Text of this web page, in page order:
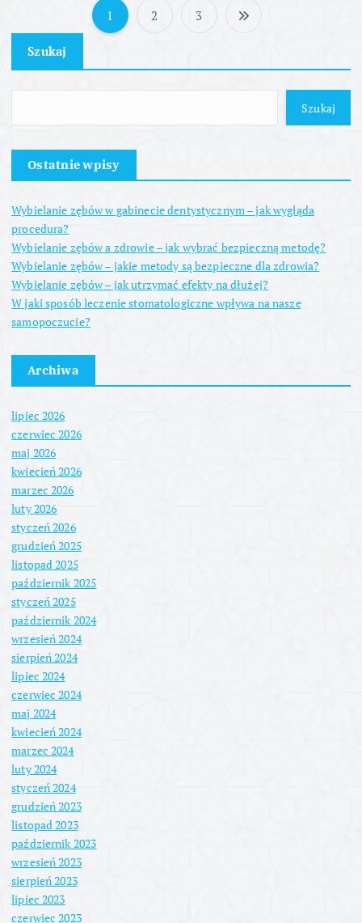
S
t
n
i
c
o
a
1 2 3
Szukaj
Szukaj
Ostatnie wpisy
Wybielanie zębów w gabinecie dentystycznym – jak wygląda
procedura?
Wybielanie zębów a zdrowie – jak wybrać bezpieczną metodę?
Wybielanie zębów – jakie metody są bezpieczne dla zdrowia?
Wybielanie zębów – jak utrzymać efekty na dłużej?
W jaki sposób leczenie stomatologiczne wpływa na nasze
samopoczucie?
Archiwa
lipiec 2026
czerwiec 2026
maj 2026
kwiecień 2026
marzec 2026
luty 2026
styczeń 2026
grudzień 2025
listopad 2025
październik 2025
styczeń 2025
październik 2024
wrzesień 2024
sierpień 2024
lipiec 2024
czerwiec 2024
maj 2024
kwiecień 2024
marzec 2024
luty 2024
styczeń 2024
grudzień 2023
listopad 2023
październik 2023
wrzesień 2023
sierpień 2023
lipiec 2023
czerwiec 2023